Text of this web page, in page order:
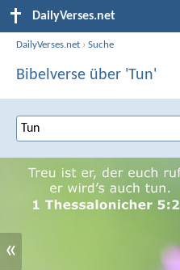
DailyVerses.net
DailyVerses.net ›Suche
Bibelverse über 'Tun'
«